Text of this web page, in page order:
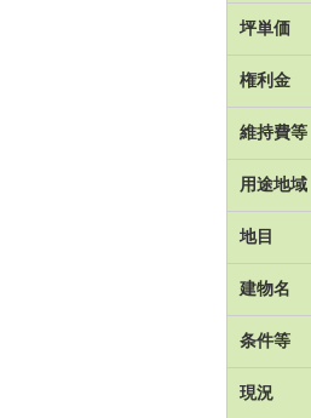
坪単価
権利金
維持費等
用途地域
地目
建物名
条件等
現況